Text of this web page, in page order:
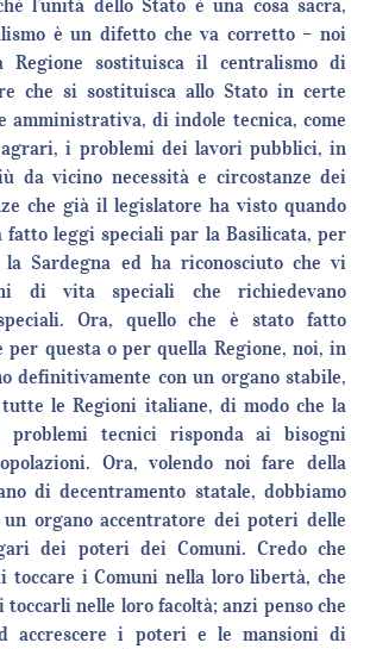
l’unità dello Stato è una cosa sacra,
è un difetto che va corretto – noi
Regione sostituisca il centralismo di
che si sostituisca allo Stato in certe
amministrativa, di indole tecnica, come
i problemi dei lavori pubblici, in
da vicino necessità e circostanze dei
che già il legislatore ha visto quando
fatto leggi speciali par la Basilicata, per
Sardegna ed ha riconosciuto che vi
di vita speciali che richiedevano
Ora, quello che è stato fatto
questa o per quella Regione, noi, in
definitivamente con un organo stabile,
tutte le Regioni italiane, di modo che la
problemi tecnici risponda ai bisogni
Ora, volendo noi fare della
di decentramento statale, dobbiamo
organo accentratore dei poteri delle
dei poteri dei Comuni. Credo che
toccare i Comuni nella loro libertà, che
toccarli nelle loro facoltà; anzi penso che
accrescere i poteri e le mansioni di